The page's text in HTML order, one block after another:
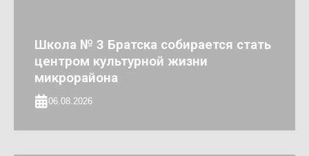
Школа № 3 Братска собирается стать
центром культурной жизни
микрорайона
06.08.2026